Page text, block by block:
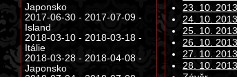
23. 10.
24. 10.
25. 10.
26. 10.
27. 10.
28. 10.
Japonsko
2017-06-30 - 2017-07-09 -
Island
2018-03-10 - 2018-03-18 -
Itálie
2018-03-28 - 2018-04-08 -
Japonsko